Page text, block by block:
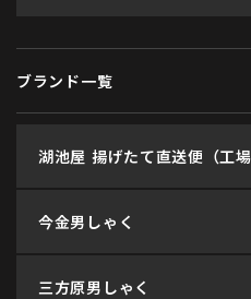
ブランド一覧
湖池屋 揚げたて直送便（工場
今金男しゃく
三方原男しゃく